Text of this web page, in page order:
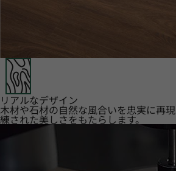
リアルなデザイン
木材や石材の自然な風合いを忠実に再
練された美しさをもたらします。